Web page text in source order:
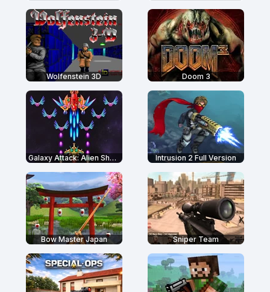
Wolfenstein 3D Doom 3
Galaxy Attack: Alien Shooter Intrusion 2 Full Version
Bow Master Japan Sniper Team